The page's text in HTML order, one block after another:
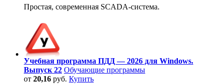
Простая, современная SCADA-система.
Учебная программа ПДД — 2026 для Windows.
Выпуск 22 Обучающие программы
от 20,16 руб. Купить